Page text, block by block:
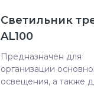
Светильник
AL100
Предназначен для
организации
освещения, а также